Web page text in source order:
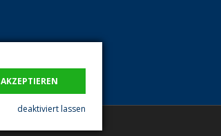
AKZEPTIEREN
deaktiviert lassen